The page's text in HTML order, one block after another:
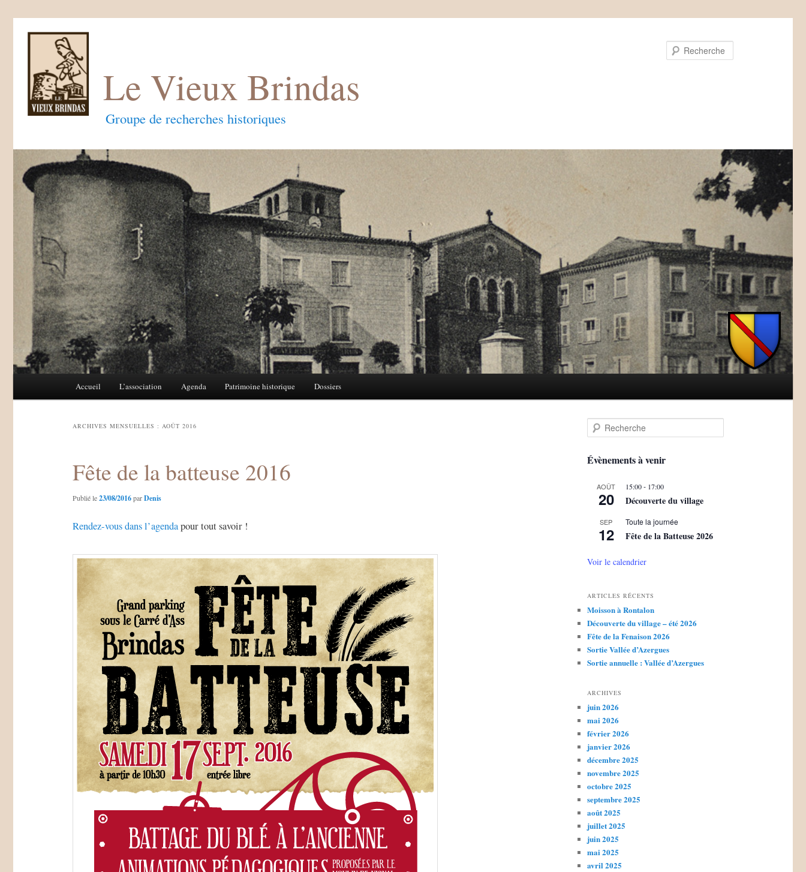
Le Vieux Brindas
Groupe de recherches historiques
Aller
principal
Aller
secondaire
Accueil L’association Agenda Patrimoine historique Dossiers
ARCHIVES MENSUELLES : AOÛT 2016
Fête de la batteuse 2016
Publié le23/08/2016 parDenis
Rendez-vous dans l’agendapour tout savoir !
e
h
Évènements à venir
AOÛT
20
15:00- 17:00
Découverte du village
SEP
12
Toute la journée
Fête de la Batteuse 2026
Voir le calendrier
ARTICLES RÉCENTS
Moisson à Rontalon
Découverte du village – été 2026
Fête de la Fenaison 2026
Sortie Vallée d’Azergues
Sortie annuelle : Vallée d’Azergues
ARCHIVES
juin 2026
mai 2026
février 2026
janvier 2026
décembre 2025
novembre 2025
octobre 2025
septembre 2025
août 2025
juillet 2025
juin 2025
mai 2025
avril 2025